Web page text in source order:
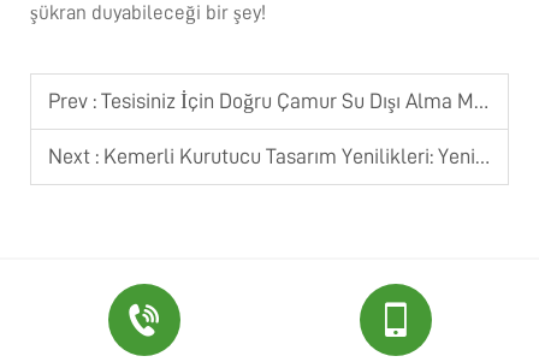
şükran duyabileceği bir şey!
Prev : Tesisiniz İçin Doğru Çamur Su Dışı Alma Makinesi Nasıl Seçilir
Next : Kemerli Kurutucu Tasarım Yenilikleri: Yeni Özelliklerin Performansı Nasıl Artırıyor